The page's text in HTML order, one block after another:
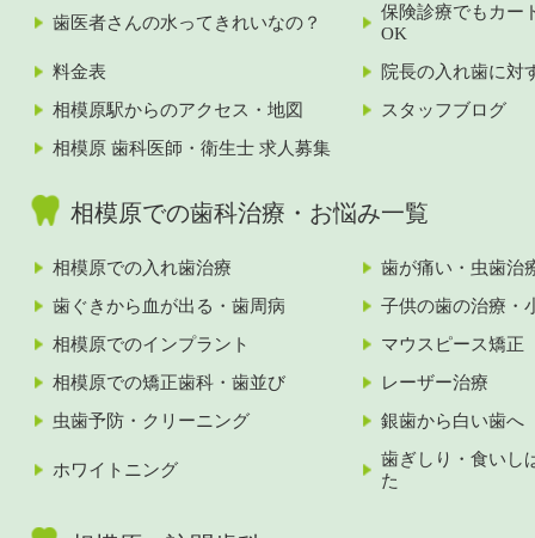
歯医者さんの水ってきれいなの？
保険診療でもカー
OK
料金表
院長の入れ歯に対
相模原駅からのアクセス・地図
スタッフブログ
相模原 歯科医師・衛生士 求人募集
相模原での歯科治療・お悩み一覧
相模原での入れ歯治療
歯が痛い・虫歯治
歯ぐきから血が出る・歯周病
子供の歯の治療・
相模原でのインプラント
マウスピース矯正
相模原での矯正歯科・歯並び
レーザー治療
虫歯予防・クリーニング
銀歯から白い歯へ
ホワイトニング
歯ぎしり・食いし
た